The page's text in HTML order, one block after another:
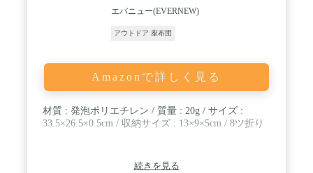
エバニュー(EVERNEW)
アウトドア 座布団
Amazonで詳しく見る
材質 : 発泡ポリエチレン / 質量 : 20g / サイズ :
33.5×26.5×0.5cm / 収納サイズ : 13×9×5cm / 8ツ折り
続きを見る